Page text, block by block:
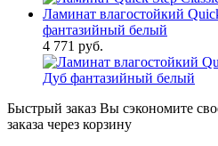
Ламинат влагостойкий
фантазийный белый
4 771 руб.
Быстрый заказ Вы сэкономите
заказа через корзину